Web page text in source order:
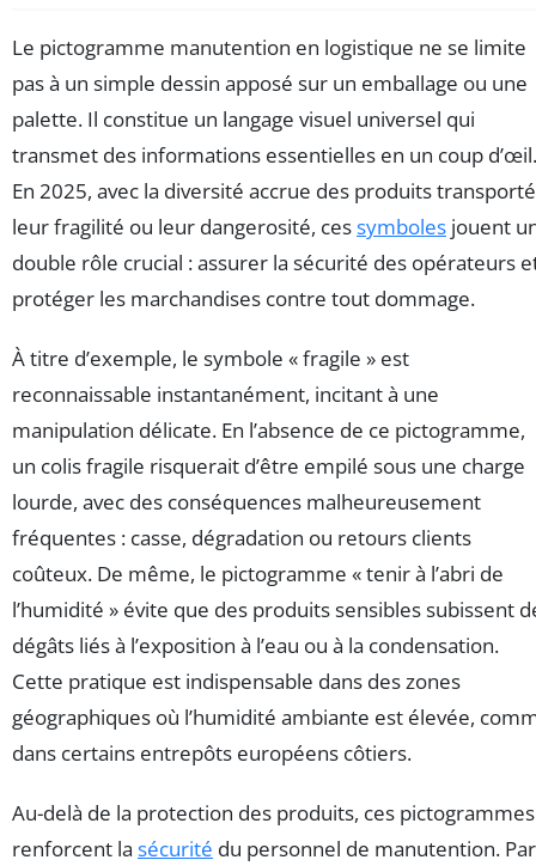
Le pictogramme manutention en logistique ne se limite
pas à un simple dessin apposé sur un emballage ou une
palette. Il constitue un langage visuel universel qui
transmet des informations essentielles en un coup d’œil.
En 2025, avec la diversité accrue des produits
leur fragilité ou leur dangerosité, cessymboles jouent
double rôle crucial : assurer la sécurité des opérateurs
protéger les marchandises contre tout dommage.
À titre d’exemple, le symbole « fragile » est
reconnaissable instantanément, incitant à une
manipulation délicate. En l’absence de ce pictogramme,
un colis fragile risquerait d’être empilé sous une charge
lourde, avec des conséquences malheureusement
fréquentes : casse, dégradation ou retours clients
coûteux. De même, le pictogramme « tenir à l’abri de
l’humidité » évite que des produits sensibles subissent
dégâts liés à l’exposition à l’eau ou à la condensation.
Cette pratique est indispensable dans des zones
géographiques où l’humidité ambiante est élevée,
dans certains entrepôts européens côtiers.
Au-delà de la protection des produits, ces pictogrammes
renforcent la sécurité du personnel de manutention. Par